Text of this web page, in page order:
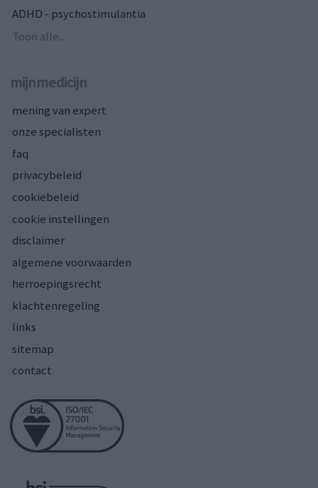
ADHD - psychostimulantia
Toon alle...
mijnmedicijn
mening van expert
onze specialisten
faq
privacybeleid
cookiebeleid
cookie instellingen
disclaimer
algemene voorwaarden
herroepingsrecht
klachtenregeling
links
sitemap
contact